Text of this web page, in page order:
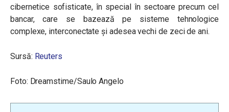
cibernetice sofisticate, în special în sectoare precum cel
bancar, care se bazează pe sisteme tehnologice
complexe, interconectate și adesea vechi de zeci de ani.
Sursă: Reuters
Foto: Dreamstime/Saulo Angelo